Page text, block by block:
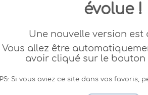
évolue !
Une nouvelle version est
Vous allez être
avoir cliqué sur le bouton
PS: Si vous aviez ce site dans vos favoris,